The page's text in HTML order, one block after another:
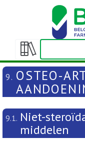
Weergeven/
inhoudstafel
9. OSTEO-
9.1. Niet-
middelen